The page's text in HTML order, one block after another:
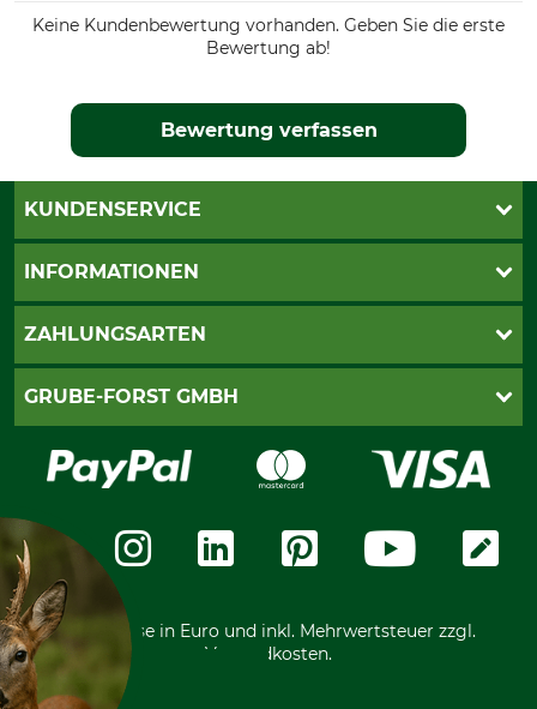
Keine Kundenbewertung vorhanden. Geben Sie die erste
Bewertung ab!
Bewertung verfassen
KUNDENSERVICE
Katalogbestellung
INFORMATIONEN
AGB
Widerrufsformular
Zahlungsarten
ZAHLUNGSARTEN
PayPal
Vorkasse
GRUBE-FORST GMBH
Karriere
Über uns
Community
International
*Alle Preise in Euro und inkl. Mehrwertsteuer zzgl.
Versandkosten.